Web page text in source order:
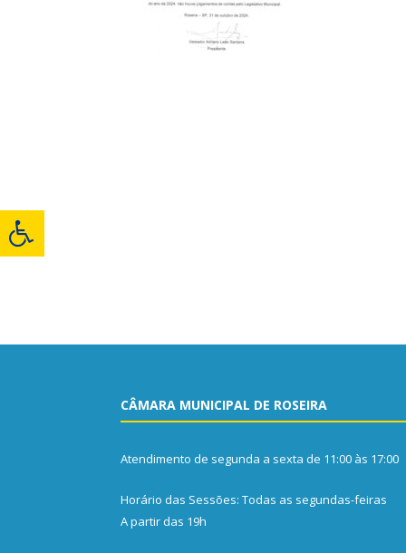
CÂMARA MUNICIPAL DE ROSEIRA
Atendimento de segunda a sexta de 11:00 às 17:00
Horário das Sessões: Todas as segundas-feiras
A partir das 19h